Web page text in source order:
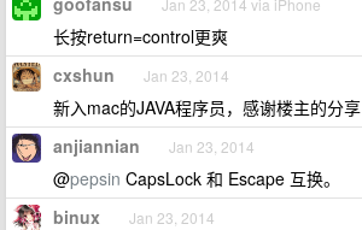
Jan 23, 2014 via iPhone
长按return=control更爽
cxshun Jan 23, 2014
新入mac的JAVA程序员，感谢楼主的分享
anjiannian Jan 23, 2014
@pepsin CapsLock 和 Escape 互换。
binux Jan 23, 2014